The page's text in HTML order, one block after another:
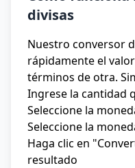
divisas
Nuestro conversor
rápidamente el
términos de otra.
Ingrese la cantidad
Seleccione la
Seleccione la
Haga clic en
resultado